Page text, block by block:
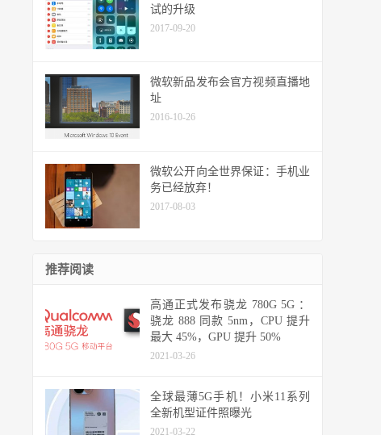
试的升级
2017-09-20
微软新品发布会官方视频直播地
址
2016-10-26
微软公开向全世界保证：手机业
务已经放弃！
2017-08-03
推荐阅读
高通正式发布骁龙 780G 5G ：
骁龙 888 同款 5nm，CPU 提升
最大 45%，GPU 提升 50%
2021-03-26
全球最薄5G手机！小米11系列
全新机型证件照曝光
2021-03-22